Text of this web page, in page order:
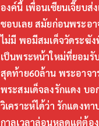
องค์นี้ เพื่อนเซียนเจี๊ยบส่
ชอบเลย สมัยก่อนพระอ
ไม่มี พอมีสมเด็จวัดระฆั
เป็นพระหน้าใหม่ที่ยอมรั
สุดท้าย60ล้าน พระอาจา
พระสมเด็จลงรักแดง บอ
วิเคราะห์ได้ว่า รักแดงท
กาลเวลาล่อนหลุดแต่ต้อ